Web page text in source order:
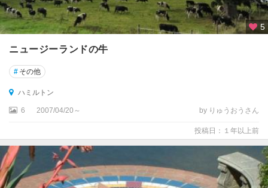
5
ニュージーランドの牛
# その他
ハミルトン
6 2007/04/20～ by りゅうおうさん
投稿日：１年以上前